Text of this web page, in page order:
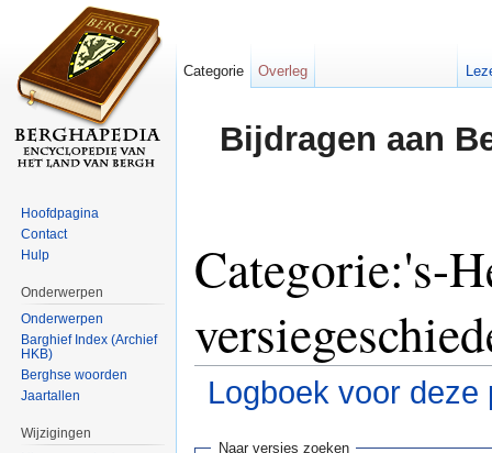
Bijdragen aan
Categorie:'s-
Logboek voor deze
Naar versies zoeken
Categorie Overleg
Hoofdpagina
Contact
Hulp
Onderwerpen
Onderwerpen
Barghief Index (Archief
HKB)
Berghse woorden
Jaartallen
Wijzigingen